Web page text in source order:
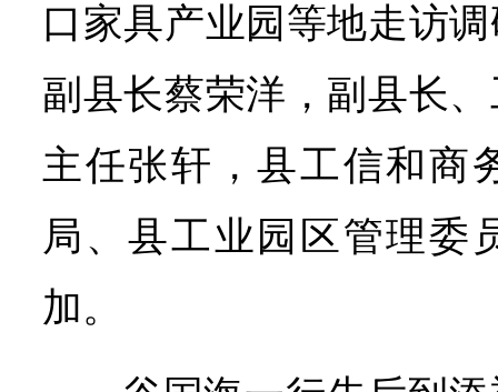
口家具产业园等地走访
副县长蔡荣洋，副县长
主任张轩，县工信和商
局、县工业园区管理委
加。